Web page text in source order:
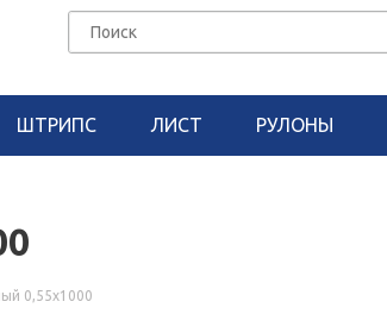
ШТРИПС ЛИСТ РУЛОНЫ
0,55х1000